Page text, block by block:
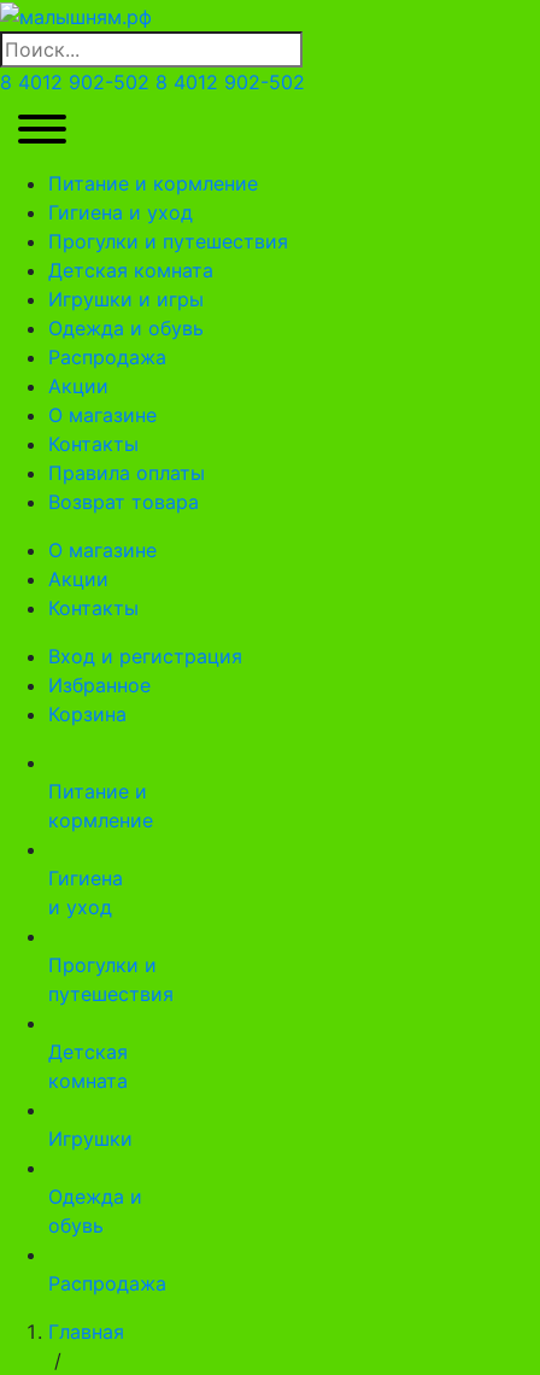
8 4012 902-502 8 4012 902-502
Питание и кормление
Гигиена и уход
Прогулки и путешествия
Детская комната
Игрушки и игры
Одежда и обувь
Распродажа
Акции
О магазине
Контакты
Правила оплаты
Возврат товара
О магазине
Акции
Контакты
Вход и регистрация
Избранное
Корзина
Питание и
кормление
Гигиена
и уход
Прогулки и
путешествия
Детская
комната
Игрушки
Одежда и
обувь
Распродажа
Главная
/